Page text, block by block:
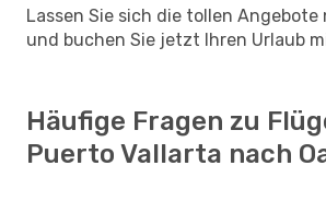
Lassen Sie sich die tollen
und buchen Sie jetzt Ihren Urlaub
Häufige Fragen zu
Puerto Vallarta nach